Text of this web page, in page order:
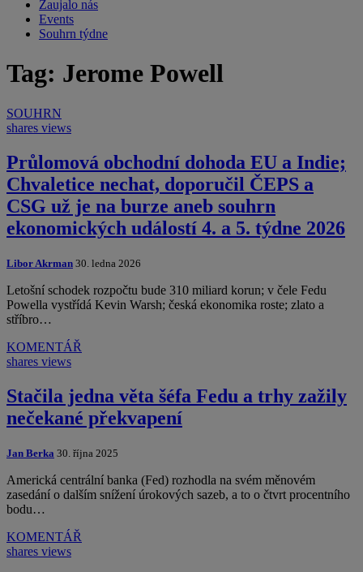
Zaujalo nás
Events
Souhrn týdne
Tag: Jerome Powell
SOUHRN
shares views
Průlomová obchodní dohoda EU a Indie;
Chvaletice nechat, doporučil ČEPS a
CSG už je na burze aneb souhrn
ekonomických událostí 4. a 5. týdne 2026
Libor Akrman 30. ledna 2026
Letošní schodek rozpočtu bude 310 miliard korun; v čele Fedu
Powella vystřídá Kevin Warsh; česká ekonomika roste; zlato a
stříbro…
KOMENTÁŘ
shares views
Stačila jedna věta šéfa Fedu a trhy zažily
nečekané překvapení
Jan Berka 30. října 2025
Americká centrální banka (Fed) rozhodla na svém měnovém
zasedání o dalším snížení úrokových sazeb, a to o čtvrt procentního
bodu…
KOMENTÁŘ
shares views